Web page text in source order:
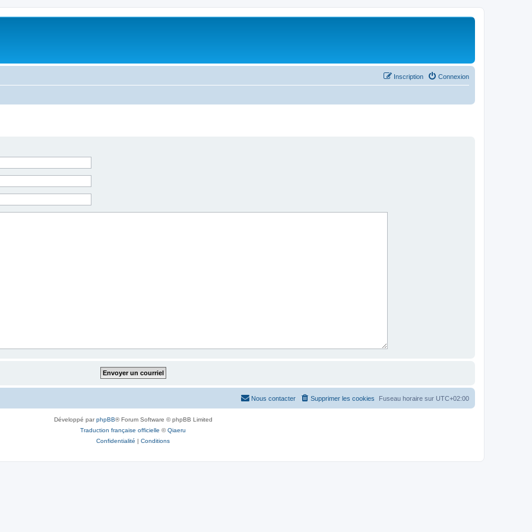
Connexion
Inscription
Fuseau horaire sur UTC+02:00
Supprimer les cookies
Nous contacter
Développé parphpBB® Forum Software © phpBB Limited
Traduction française officielle ©Qiaeru
Confidentialité | Conditions